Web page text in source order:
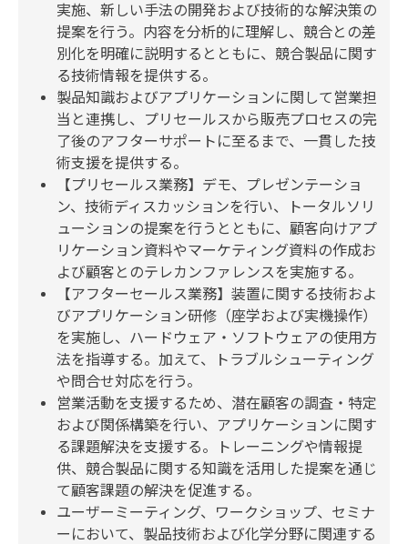
実施、新しい手法の開発および技術的な解決策の
提案を行う。内容を分析的に理解し、競合との差
別化を明確に説明するとともに、競合製品に関す
る技術情報を提供する。
製品知識およびアプリケーションに関して営業担
当と連携し、プリセールスから販売プロセスの完
了後のアフターサポートに至るまで、一貫した技
術支援を提供する。
【プリセールス業務】デモ、プレゼンテーショ
ン、技術ディスカッションを行い、トータルソリ
ューションの提案を行うとともに、顧客向けアプ
リケーション資料やマーケティング資料の作成お
よび顧客とのテレカンファレンスを実施する。
【アフターセールス業務】装置に関する技術およ
びアプリケーション研修（座学および実機操作）
を実施し、ハードウェア・ソフトウェアの使用方
法を指導する。加えて、トラブルシューティング
や問合せ対応を行う。
営業活動を支援するため、潜在顧客の調査・特定
および関係構築を行い、アプリケーションに関す
る課題解決を支援する。トレーニングや情報提
供、競合製品に関する知識を活用した提案を通じ
て顧客課題の解決を促進する。
ユーザーミーティング、ワークショップ、セミナ
ーにおいて、製品技術および化学分野に関連する